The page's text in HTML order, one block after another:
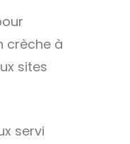
crèche à
sites
servi